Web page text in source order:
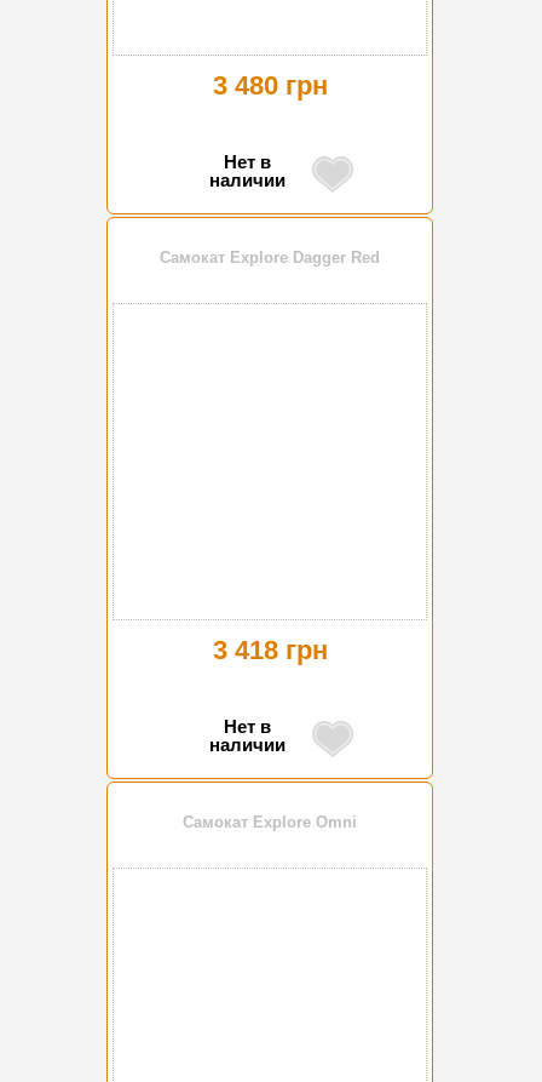
3 480 грн
Нет в
наличии
Самокат Explore Dagger Red
3 418 грн
Нет в
наличии
Самокат Explore Omni